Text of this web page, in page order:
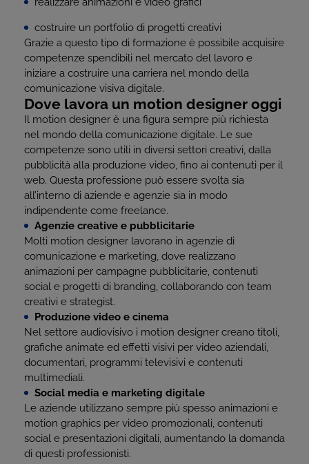
costruire un portfolio di progetti creativi
Grazie a questo tipo di formazione è possibile acquisire
competenze spendibili nel mercato del lavoro e
iniziare a costruire una carriera nel mondo della
comunicazione visiva digitale.
Dove lavora un motion designer oggi
Il motion designer è una figura sempre più richiesta
nel mondo della comunicazione digitale. Le sue
competenze sono utili in diversi settori creativi, dalla
pubblicità alla produzione video, fino ai contenuti per il
web. Questa professione può essere svolta sia
all’interno di aziende e agenzie sia in modo
indipendente come freelance.
Agenzie creative e pubblicitarie
Molti motion designer lavorano in agenzie di
comunicazione e marketing, dove realizzano
animazioni per campagne pubblicitarie, contenuti
social e progetti di branding, collaborando con team
creativi e strategist.
Produzione video e cinema
Nel settore audiovisivo i motion designer creano titoli,
grafiche animate ed effetti visivi per video aziendali,
documentari, programmi televisivi e contenuti
multimediali.
Social media e marketing digitale
Le aziende utilizzano sempre più spesso animazioni e
motion graphics per video promozionali, contenuti
social e presentazioni digitali, aumentando la domanda
di questi professionisti.